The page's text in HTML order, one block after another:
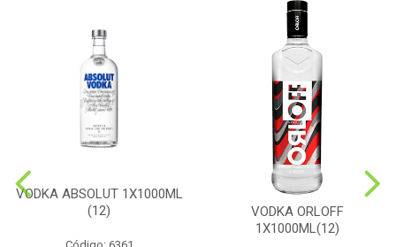
VODKA ABSOLUT 1X1000ML
(12)
VODKA ORLOFF
1X1000ML(12)